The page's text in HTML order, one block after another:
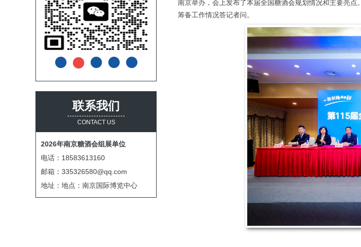
联系我们
CONTACT US
2026年南京糖酒会组展单位
电话：18583613160
邮箱：335326580@qq.com
地址：地点：南京国际博览中心
南京举办，会上发布了本届全国糖酒会规划情况和主要亮点。
筹备工作情况答记者问。